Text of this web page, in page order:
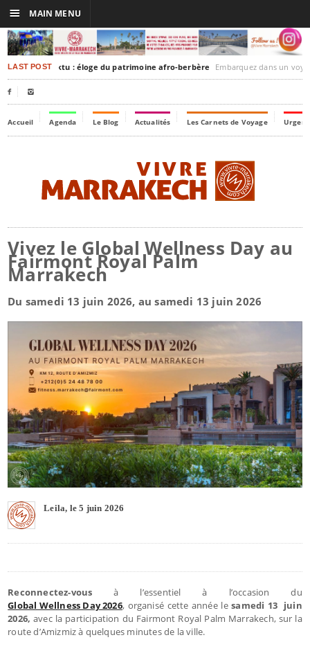
LAST POST
Timbuktu : éloge du patrimoine afro-berbère Embarquez dans un voyage culturel dans le
 
Accueil Agenda Le Blog Actualités Les Carnets de Voyage
Vivez le Global Wellness Day au
Fairmont Royal Palm
Marrakech
Du samedi 13 juin 2026, au samedi 13 juin 2026
Leila, le 5 juin 2026
Reconnectez-vous à l’essentiel à l’occasion du
Global Wellness Day 2026, organisé cette année lesamedi 13 juin
2026,avec la participation du Fairmont Royal Palm Marrakech, sur la
route d’Amizmiz à quelques minutes de la ville.
☰ MAIN MENU